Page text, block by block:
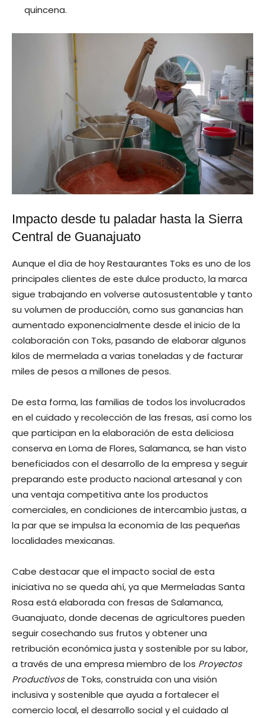
quincena.
Impacto desde tu paladar hasta la Sierra
Central de Guanajuato
Aunque el día de hoy Restaurantes Toks es uno de los
principales clientes de este dulce producto, la marca
sigue trabajando en volverse autosustentable y tanto
su volumen de producción, como sus ganancias han
aumentado exponencialmente desde el inicio de la
colaboración con Toks, pasando de elaborar algunos
kilos de mermelada a varias toneladas y de facturar
miles de pesos a millones de pesos.
De esta forma, las familias de todos los involucrados
en el cuidado y recolección de las fresas, así como los
que participan en la elaboración de esta deliciosa
conserva en Loma de Flores, Salamanca, se han visto
beneficiados con el desarrollo de la empresa y seguir
preparando este producto nacional artesanal y con
una ventaja competitiva ante los productos
comerciales, en condiciones de intercambio justas, a
la par que se impulsa la economía de las pequeñas
localidades mexicanas.
Cabe destacar que el impacto social de esta
iniciativa no se queda ahí, ya que Mermeladas Santa
Rosa está elaborada con fresas de Salamanca,
Guanajuato, donde decenas de agricultores pueden
seguir cosechando sus frutos y obtener una
retribución económica justa y sostenible por su labor,
a través de una empresa miembro de los Proyectos
Productivosde Toks, construida con una visión
inclusiva y sostenible que ayuda a fortalecer el
comercio local, el desarrollo social y el cuidado al